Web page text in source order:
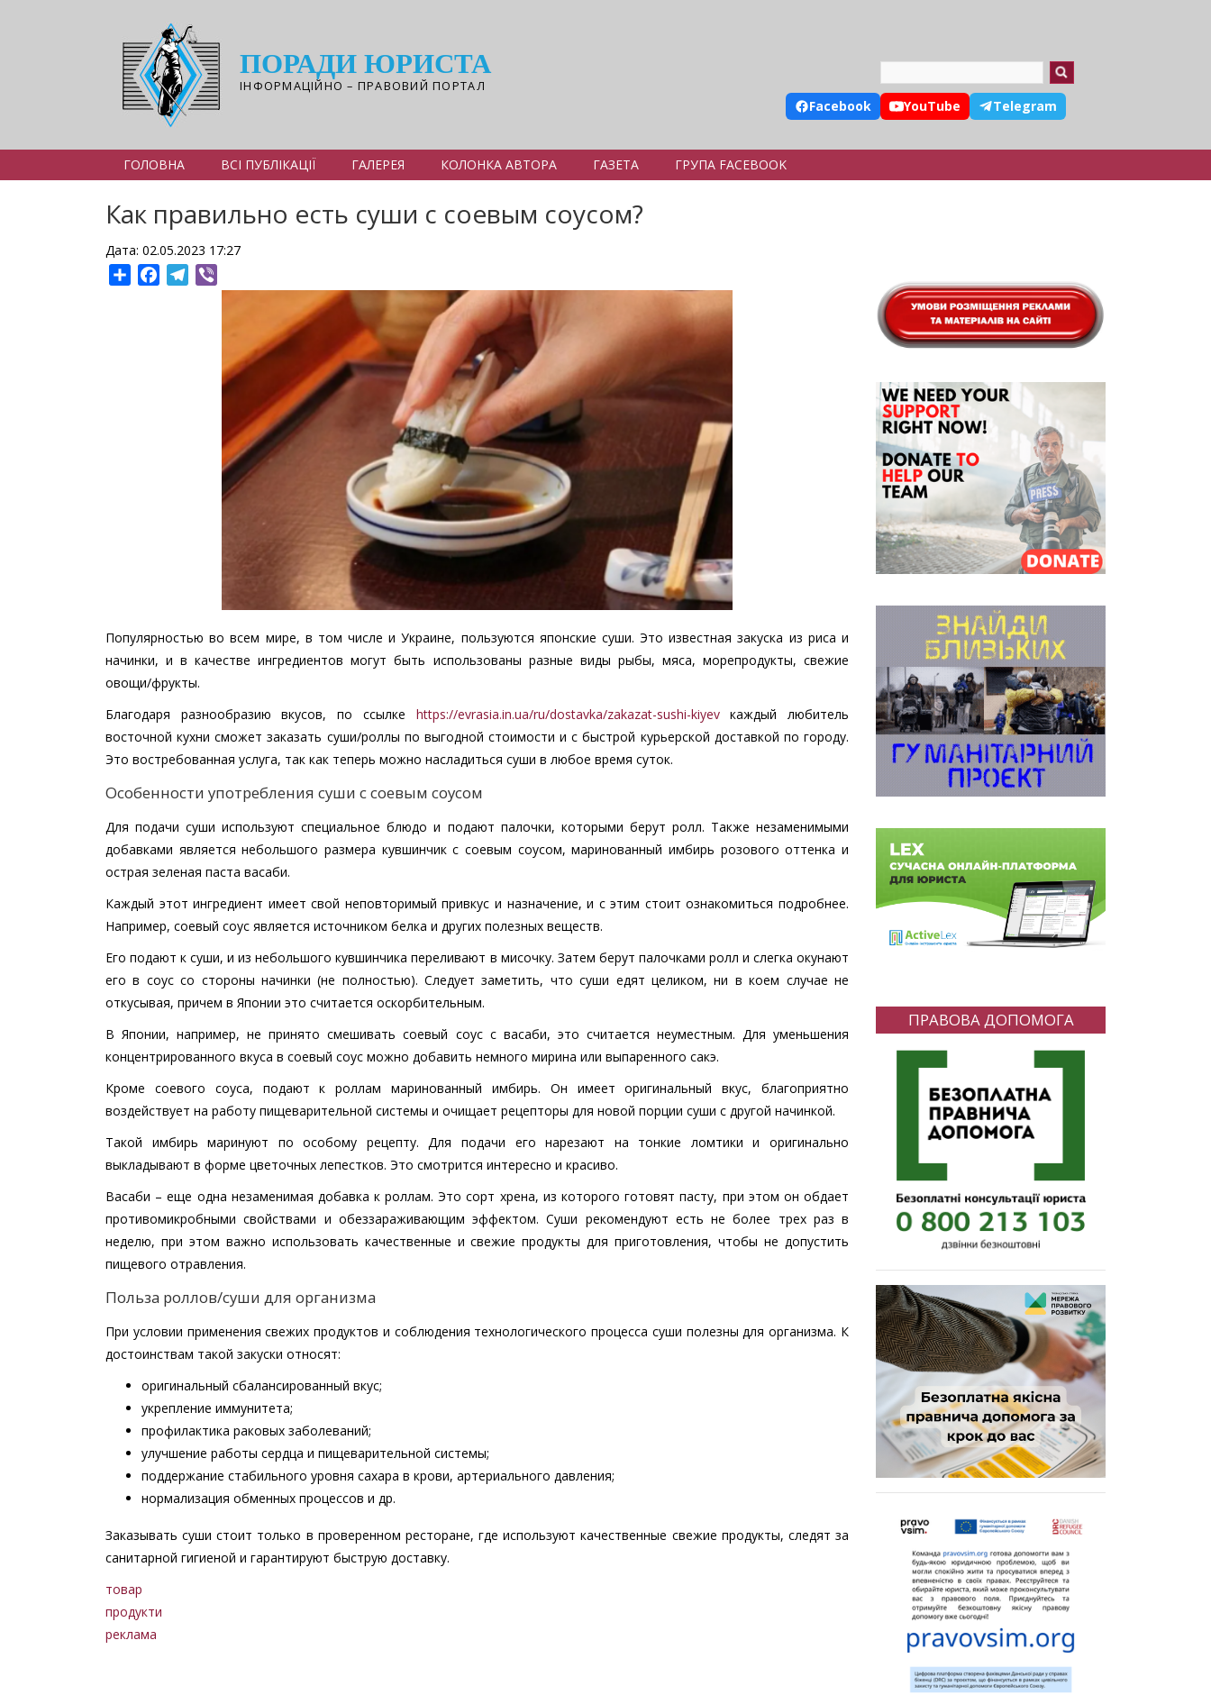
ПОРАДИ ЮРИСТА
ІНФОРМАЦІЙНО – ПРАВОВИЙ ПОРТАЛ
Facebook YouTube Telegram
ГОЛОВНА ВСІ ПУБЛІКАЦІЇ ГАЛЕРЕЯ КОЛОНКА АВТОРА ГАЗЕТА ГРУПА FACEBOOK
Как правильно есть суши с соевым соусом?
Дата: 02.05.2023 17:27
ShareFacebookTelegram
Популярностью во всем мире, в том числе и Украине, пользуются японские суши. Это известная закуска из риса и
начинки, и в качестве ингредиентов могут быть использованы разные виды рыбы, мяса, морепродукты, свежие
овощи/фрукты.
Благодаря разнообразию вкусов, по ссылке https://evrasia.in.ua/ru/dostavka/zakazat-sushi-kiyevкаждый любитель
восточной кухни сможет заказать суши/роллы по выгодной стоимости и с быстрой курьерской доставкой по городу.
Это востребованная услуга, так как теперь можно насладиться суши в любое время суток.
Особенности употребления суши с соевым соусом
Для подачи суши используют специальное блюдо и подают палочки, которыми берут ролл. Также незаменимыми
добавками является небольшого размера кувшинчик с соевым соусом, маринованный имбирь розового оттенка и
острая зеленая паста васаби.
Каждый этот ингредиент имеет свой неповторимый привкус и назначение, и с этим стоит ознакомиться подробнее.
Например, соевый соус является источником белка и других полезных веществ.
Его подают к суши, и из небольшого кувшинчика переливают в мисочку. Затем берут палочками ролл и слегка окунают
его в соус со стороны начинки (не полностью). Следует заметить, что суши едят целиком, ни в коем случае не
откусывая, причем в Японии это считается оскорбительным.
В Японии, например, не принято смешивать соевый соус с васаби, это считается неуместным. Для уменьшения
концентрированного вкуса в соевый соус можно добавить немного мирина или выпаренного сакэ.
Кроме соевого соуса, подают к роллам маринованный имбирь. Он имеет оригинальный вкус, благоприятно
воздействует на работу пищеварительной системы и очищает рецепторы для новой порции суши с другой начинкой.
Такой имбирь маринуют по особому рецепту. Для подачи его нарезают на тонкие ломтики и оригинально
выкладывают в форме цветочных лепестков. Это смотрится интересно и красиво.
Васаби – еще одна незаменимая добавка к роллам. Это сорт хрена, из которого готовят пасту, при этом он обдает
противомикробными свойствами и обеззараживающим эффектом. Суши рекомендуют есть не более трех раз в
неделю, при этом важно использовать качественные и свежие продукты для приготовления, чтобы не допустить
пищевого отравления.
Польза роллов/суши для организма
При условии применения свежих продуктов и соблюдения технологического процесса суши полезны для организма. К
достоинствам такой закуски относят:
оригинальный сбалансированный вкус;
укрепление иммунитета;
профилактика раковых заболеваний;
улучшение работы сердца и пищеварительной системы;
поддержание стабильного уровня сахара в крови, артериального давления;
нормализация обменных процессов и др.
Заказывать суши стоит только в проверенном ресторане, где используют качественные свежие продукты, следят за
санитарной гигиеной и гарантируют быструю доставку.
товар
продукти
реклама
ПРАВОВА ДОПОМОГА